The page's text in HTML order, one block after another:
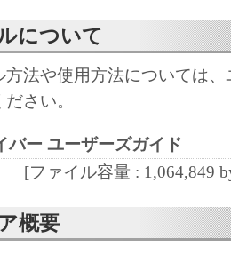
本国政府または関連する外国
ことなしに、「本ソフトウェ
およびアップデート
店、並びにキヤノンのライ
について
方法や使用方法については
さい。
バー ユーザーズガイド
[ファイル容量 : 1,064,849
概要